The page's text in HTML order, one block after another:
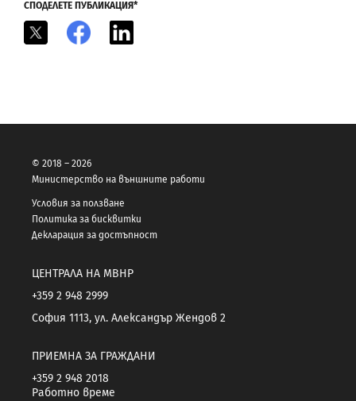
СПОДЕЛЕТЕ ПУБЛИКАЦИЯ*
Facebook
© 2018 – 2026
Министерство на външните работи
Условия за ползване
Политика за бисквитки
Декларация за достъпност
ЦЕНТРАЛА НА МВНР
+359 2 948 2999
София 1113, ул. Александър Жендов 2
ПРИЕМНА ЗА ГРАЖДАНИ
+359 2 948 2018
Работно време